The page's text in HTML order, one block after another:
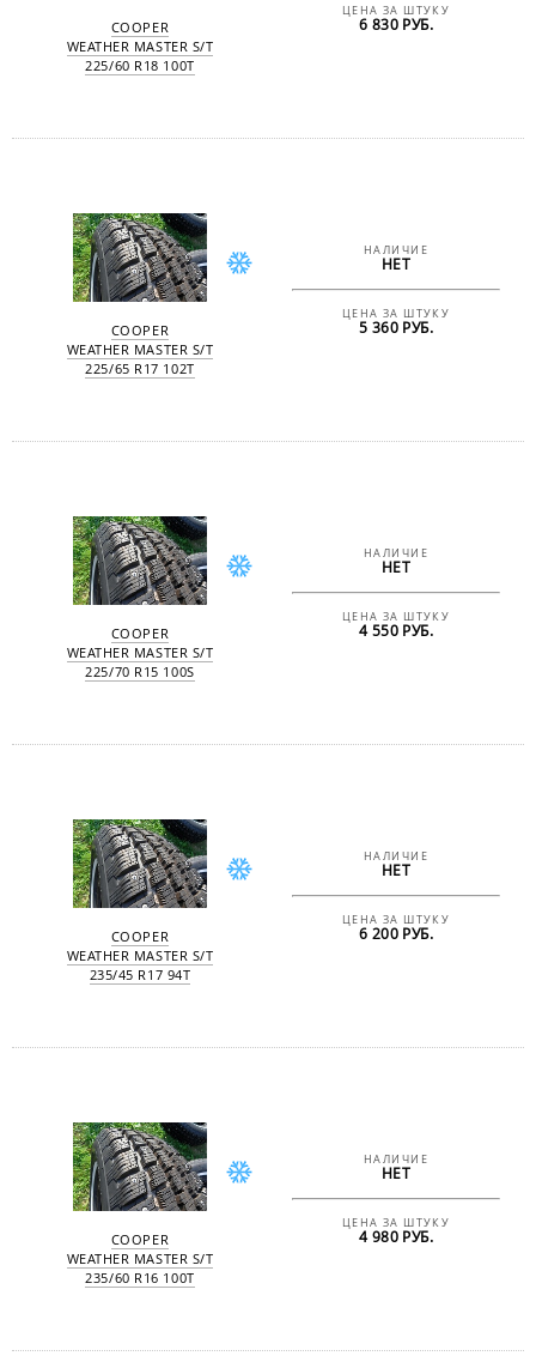
COOPER
WEATHER MASTER S/T
225/60 R18 100T
ЦЕНА ЗА ШТУКУ
6 830 РУБ.
COOPER
WEATHER MASTER S/T
225/65 R17 102T
НАЛИЧИЕ
НЕТ
ЦЕНА ЗА ШТУКУ
5 360 РУБ.
COOPER
WEATHER MASTER S/T
225/70 R15 100S
НАЛИЧИЕ
НЕТ
ЦЕНА ЗА ШТУКУ
4 550 РУБ.
COOPER
WEATHER MASTER S/T
235/45 R17 94T
НАЛИЧИЕ
НЕТ
ЦЕНА ЗА ШТУКУ
6 200 РУБ.
COOPER
WEATHER MASTER S/T
235/60 R16 100T
НАЛИЧИЕ
НЕТ
ЦЕНА ЗА ШТУКУ
4 980 РУБ.